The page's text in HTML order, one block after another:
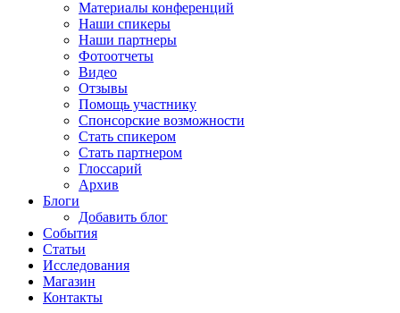
Материалы конференций
Наши спикеры
Наши партнеры
Фотоотчеты
Видео
Отзывы
Помощь участнику
Спонсорские возможности
Стать спикером
Стать партнером
Глоссарий
Архив
Блоги
Добавить блог
События
Статьи
Исследования
Магазин
Контакты